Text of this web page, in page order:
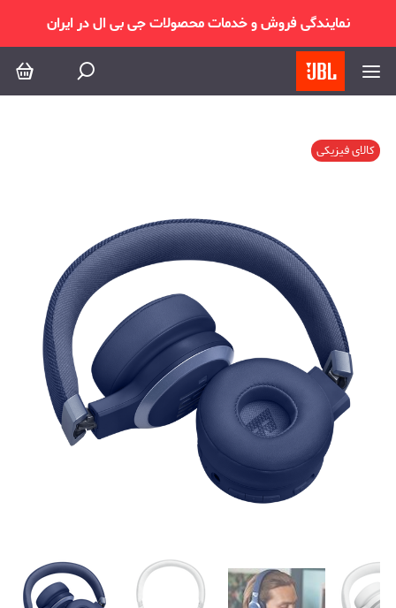
نمایندگی فروش و خدمات محصولات جی بی ال در ایران
کالای فیزیکی